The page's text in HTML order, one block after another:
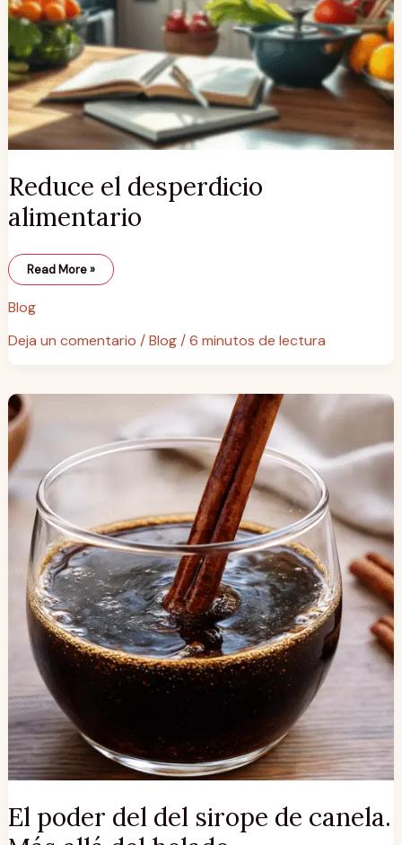
Reduce el desperdicio
alimentario
Read More »
Blog
Deja un comentario /Blog/6 minutos de lectura
El poder del del sirope de canela.
El
poder
del
sirope
de
canela.
Más
allá
del
helado.